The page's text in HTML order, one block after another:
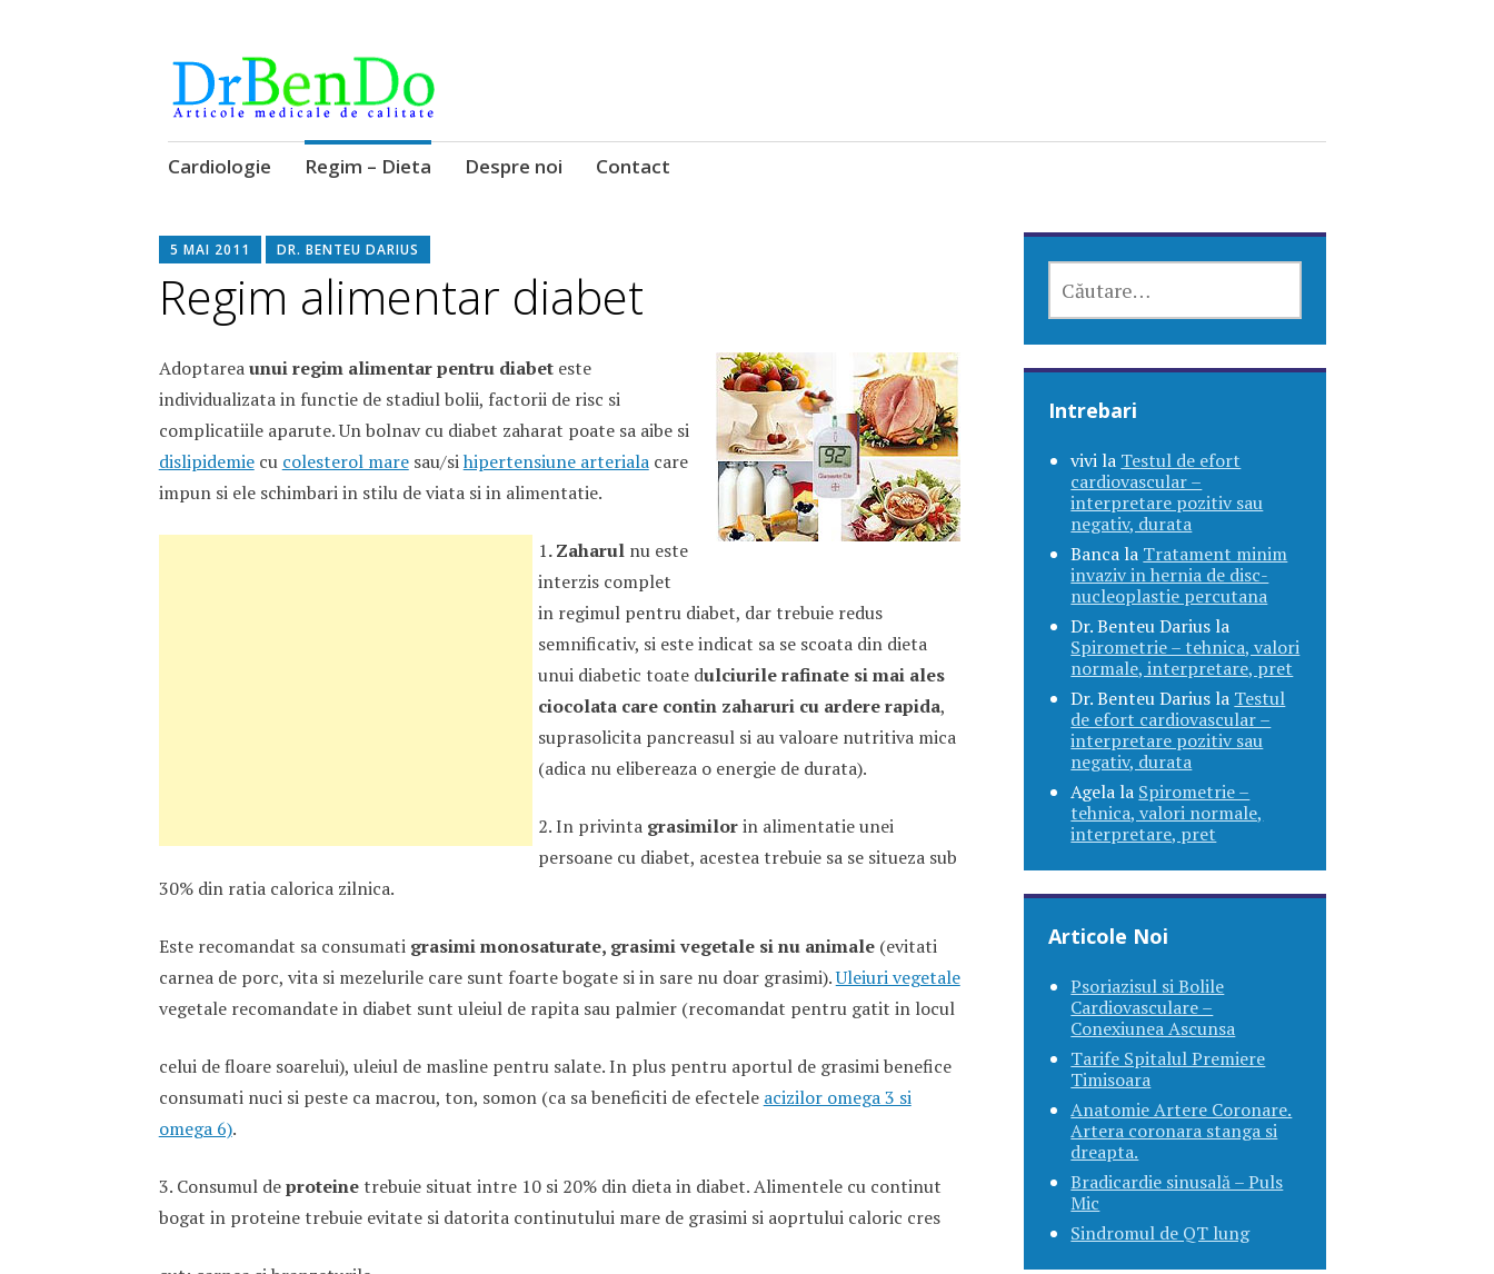
DrBendo.ro
Alimentatia sa iti fie medicatia
Sari
Cardiologie Regim – Dieta Despre noi Contact
5 MAI 2011 DR. BENTEU DARIUS
Regim alimentar diabet
Adoptareaunui regim alimentar pentru diabeteste
individualizata in functie de stadiul bolii, factorii de risc si
complicatiile aparute. Un bolnav cu diabet zaharat poate sa aibe si
dislipidemiecu colesterol maresau/sihipertensiune arterialacare
impun si ele schimbari in stilu de viata si in alimentatie.
1. Zaharulnu este
interzis complet
in regimul pentru diabet, dar trebuie redus
semnificativ, si este indicat sa se scoata din dieta
unui diabetic toate dulciurile rafinate si mai ales
ciocolata care contin zaharuri cu ardere rapida,
suprasolicita pancreasul si au valoare nutritiva mica
(adica nu elibereaza o energie de durata).
2. In privintagrasimilorin alimentatie unei
persoane cu diabet, acestea trebuie sa se situeza sub
30% din ratia calorica zilnica.
Este recomandat sa consumatigrasimi monosaturate, grasimi vegetale si nu animale(evitati
carnea de porc, vita si mezelurile care sunt foarte bogate si in sare nu doar grasimi).Uleiuri vegetale
vegetale recomandate in diabet sunt uleiul de rapita sau palmier (recomandat pentru gatit in locul
celui de floare soarelui), uleiul de masline pentru salate. In plus pentru aportul de grasimi benefice
consumati nuci si peste ca macrou, ton, somon (ca sa beneficiti de efectele acizilor omega 3 si
omega 6).
3. Consumul deproteinetrebuie situat intre 10 si 20% din dieta in diabet. Alimentele cu continut
bogat in proteine trebuie evitate si datorita continutului mare de grasimi si aoprtului caloric cres
DUPĂ:
Intrebari
vivi la Testul de efort
cardiovascular –
interpretare pozitiv sau
negativ, durata
Banca la Tratament minim
invaziv in hernia de disc-
nucleoplastie percutana
Dr. Benteu Darius la
Spirometrie – tehnica, valori
normale, interpretare, pret
Dr. Benteu Darius la Testul
de efort cardiovascular –
interpretare pozitiv sau
negativ, durata
Agela la Spirometrie –
tehnica, valori normale,
interpretare, pret
Articole Noi
Psoriazisul si Bolile
Cardiovasculare –
Conexiunea Ascunsa
Tarife Spitalul Premiere
Timisoara
Anatomie Artere Coronare.
Artera coronara stanga si
dreapta.
Bradicardie sinusală – Puls
Mic
Sindromul de QT lung